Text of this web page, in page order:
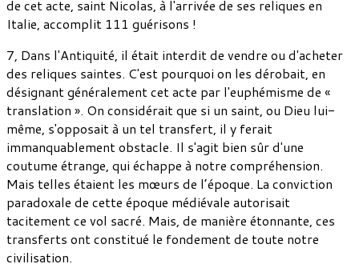
de cet acte, saint Nicolas, à l'arrivée de ses reliques en
Italie, accomplit 111 guérisons !
7, Dans l'Antiquité, il était interdit de vendre ou d'acheter
des reliques saintes. C'est pourquoi on les dérobait, en
désignant généralement cet acte par l'euphémisme de «
translation ». On considérait que si un saint, ou Dieu lui-
même, s'opposait à un tel transfert, il y ferait
immanquablement obstacle. Il s'agit bien sûr d'une
coutume étrange, qui échappe à notre compréhension.
Mais telles étaient les mœurs de l’époque. La conviction
paradoxale de cette époque médiévale autorisait
tacitement ce vol sacré. Mais, de manière étonnante, ces
transferts ont constitué le fondement de toute notre
civilisation.